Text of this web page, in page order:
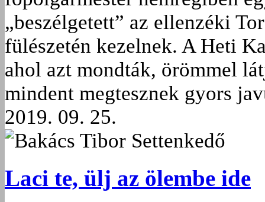
„beszélgetett” az ellenzéki
fülészetén kezelnek. A Heti
ahol azt mondták, örömmel
mindent megtesznek gyors
2019. 09. 25.
Bakács Tibor Settenkedő
Laci te, ülj az ölembe ide